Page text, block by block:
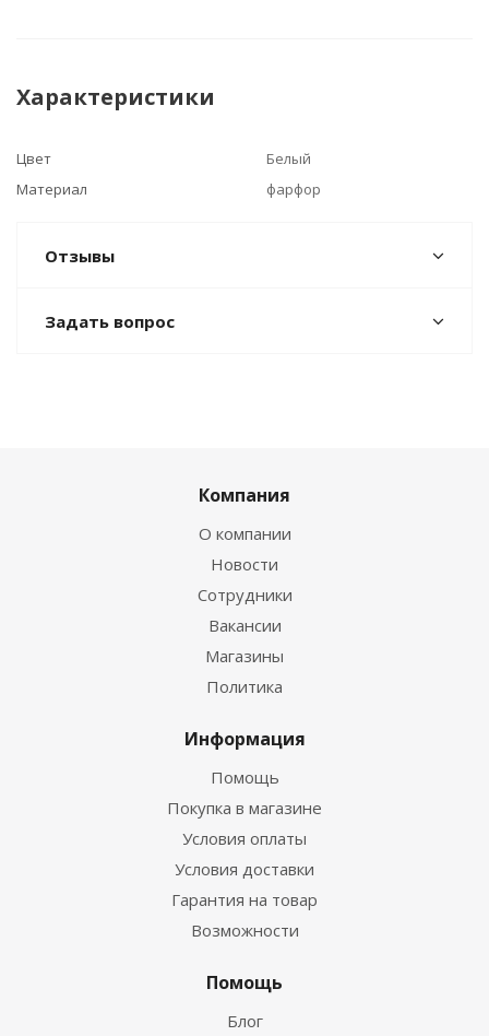
Характеристики
Цвет
Белый
Материал
фарфор
Отзывы
Задать вопрос
Компания
О компании
Новости
Сотрудники
Вакансии
Магазины
Политика
Информация
Помощь
Покупка в магазине
Условия оплаты
Условия доставки
Гарантия на товар
Возможности
Помощь
Блог